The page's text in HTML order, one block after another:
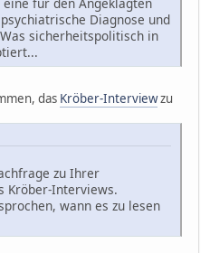
Diagnose und
sicherheitspolitisch in
das Kröber-Interviewzu
zu Ihrer
Kröber-Interviews.
wann es zu lesen